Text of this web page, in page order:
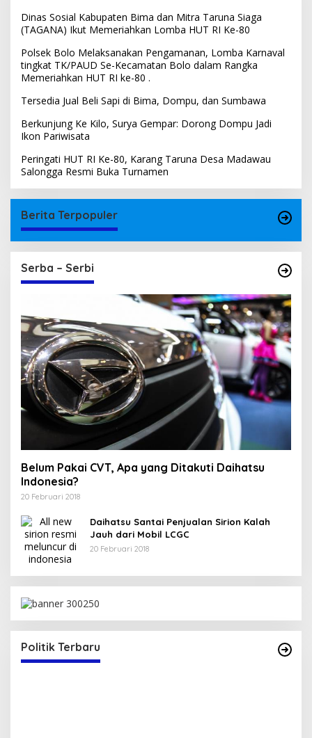
Dinas Sosial Kabupaten Bima dan Mitra Taruna Siaga
(TAGANA) Ikut Memeriahkan Lomba HUT RI Ke-80
Polsek Bolo Melaksanakan Pengamanan, Lomba Karnaval
tingkat TK/PAUD Se-Kecamatan Bolo dalam Rangka
Memeriahkan HUT RI ke-80 .
Tersedia Jual Beli Sapi di Bima, Dompu, dan Sumbawa
Berkunjung Ke Kilo, Surya Gempar: Dorong Dompu Jadi
Ikon Pariwisata
Peringati HUT RI Ke-80, Karang Taruna Desa Madawau
Salongga Resmi Buka Turnamen
Berita Terpopuler
Serba – Serbi
Belum Pakai CVT, Apa yang Ditakuti Daihatsu
Indonesia?
20 Februari 2018
Daihatsu Santai Penjualan Sirion Kalah
Jauh dari Mobil LCGC
20 Februari 2018
Politik Terbaru